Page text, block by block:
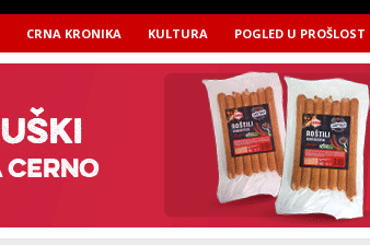
CRNA KRONIKA KULTURA POGLED U PROŠLOST